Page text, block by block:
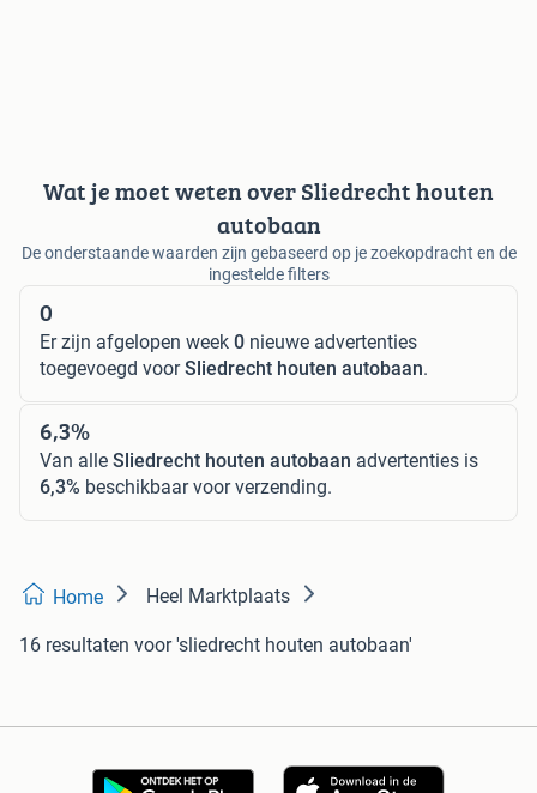
Wat je moet weten over Sliedrecht houten
autobaan
De onderstaande waarden zijn gebaseerd op je zoekopdracht en de
ingestelde filters
0
Er zijn afgelopen week 0 nieuwe advertenties
toegevoegd voorSliedrecht houten autobaan.
6,3%
Van alle Sliedrecht houten autobaan advertenties is
6,3% beschikbaar voor verzending.
Home Heel Marktplaats
16 resultaten voor 'sliedrecht houten autobaan'